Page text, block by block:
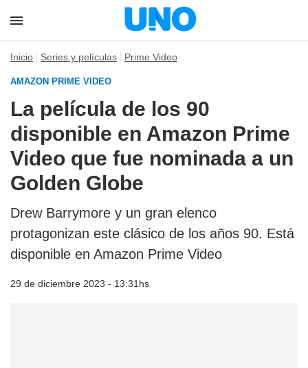
Inicio Series y películas Prime Video
AMAZON PRIME VIDEO
La película de los 90
disponible en Amazon Prime
Video que fue nominada a un
Golden Globe
Drew Barrymore y un gran elenco
protagonizan este clásico de los años 90. Está
disponible en Amazon Prime Video
29 de diciembre 2023 - 13:31hs